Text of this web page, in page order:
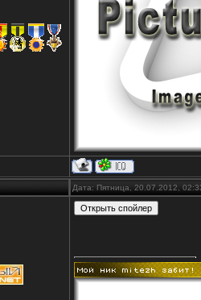
Дата: Пятница, 20.07.2012,